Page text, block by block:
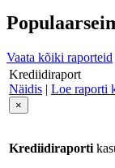
Vaata kõiki raporteid
Krediidiraport
Näidis | Loe raporti
×
Krediidiraporti